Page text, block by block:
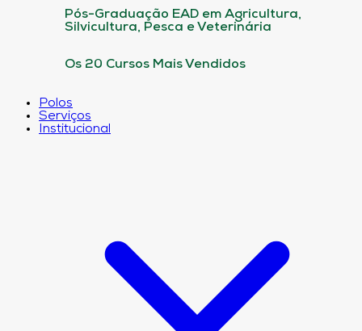
Pós-Graduação EAD em Agricultura,
Silvicultura, Pesca e Veterinária
Os 20 Cursos Mais Vendidos
Polos
Serviços
Institucional